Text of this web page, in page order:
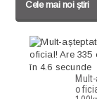
Cele mai noi știri